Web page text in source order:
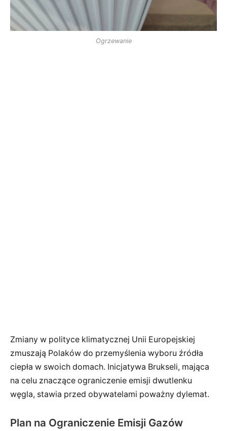
Ogrzewanie
Zmiany w polityce klimatycznej Unii Europejskiej
zmuszają Polaków do przemyślenia wyboru źródła
ciepła w swoich domach. Inicjatywa Brukseli, mająca
na celu znaczące ograniczenie emisji dwutlenku
węgla, stawia przed obywatelami poważny dylemat.
Plan na Ograniczenie Emisji Gazów